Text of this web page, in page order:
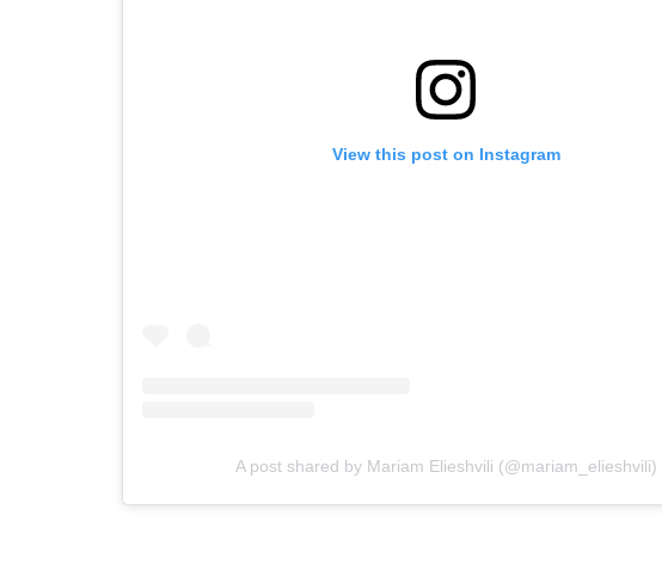
View this post on Instagram
A post shared by Mariam Elieshvili (@mariam_elieshvili)